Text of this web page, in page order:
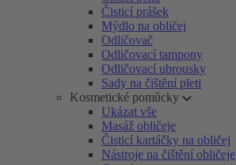
Čisticí prášek
Mýdlo na obličej
Odličovač
Odličovací tampony
Odličovací ubrousky
Sady na čištění pleti
Kosmetické pomůcky
Ukázat vše
Masáž obličeje
Čisticí kartáčky na obličej
Nástroje na čištění obličeje